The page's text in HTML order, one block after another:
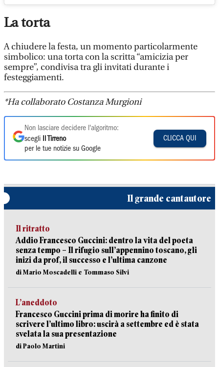
La torta
A chiudere la festa, un momento particolarmente
simbolico: una torta con la scritta “amicizia per
sempre”, condivisa tra gli invitati durante i
festeggiamenti.
*Ha collaborato Costanza Murgioni
Non lasciare decidere l'algoritmo:
scegli
Il Tirreno
per le tue notizie su Google
CLICCA QUI
Il grande cantautore
Il ritratto
Addio Francesco Guccini: dentro la vita del poeta
senza tempo – Il rifugio sull’appennino toscano, gli
inizi da prof, il successo e l’ultima canzone
di Mario Moscadelli e Tommaso Silvi
L’aneddoto
Francesco Guccini prima di morire ha finito di
scrivere l’ultimo libro: uscirà a settembre ed è stata
svelata la sua presentazione
di Paolo Martini